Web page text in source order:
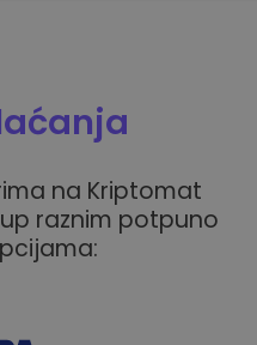
na Kriptomat
raznim potpuno